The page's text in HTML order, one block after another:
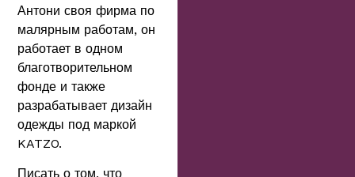
Антони своя фирма по
малярным работам, он
работает в одном
благотворительном
фонде и также
разрабатывает дизайн
одежды под маркой
KATZO.
Писать о том, что